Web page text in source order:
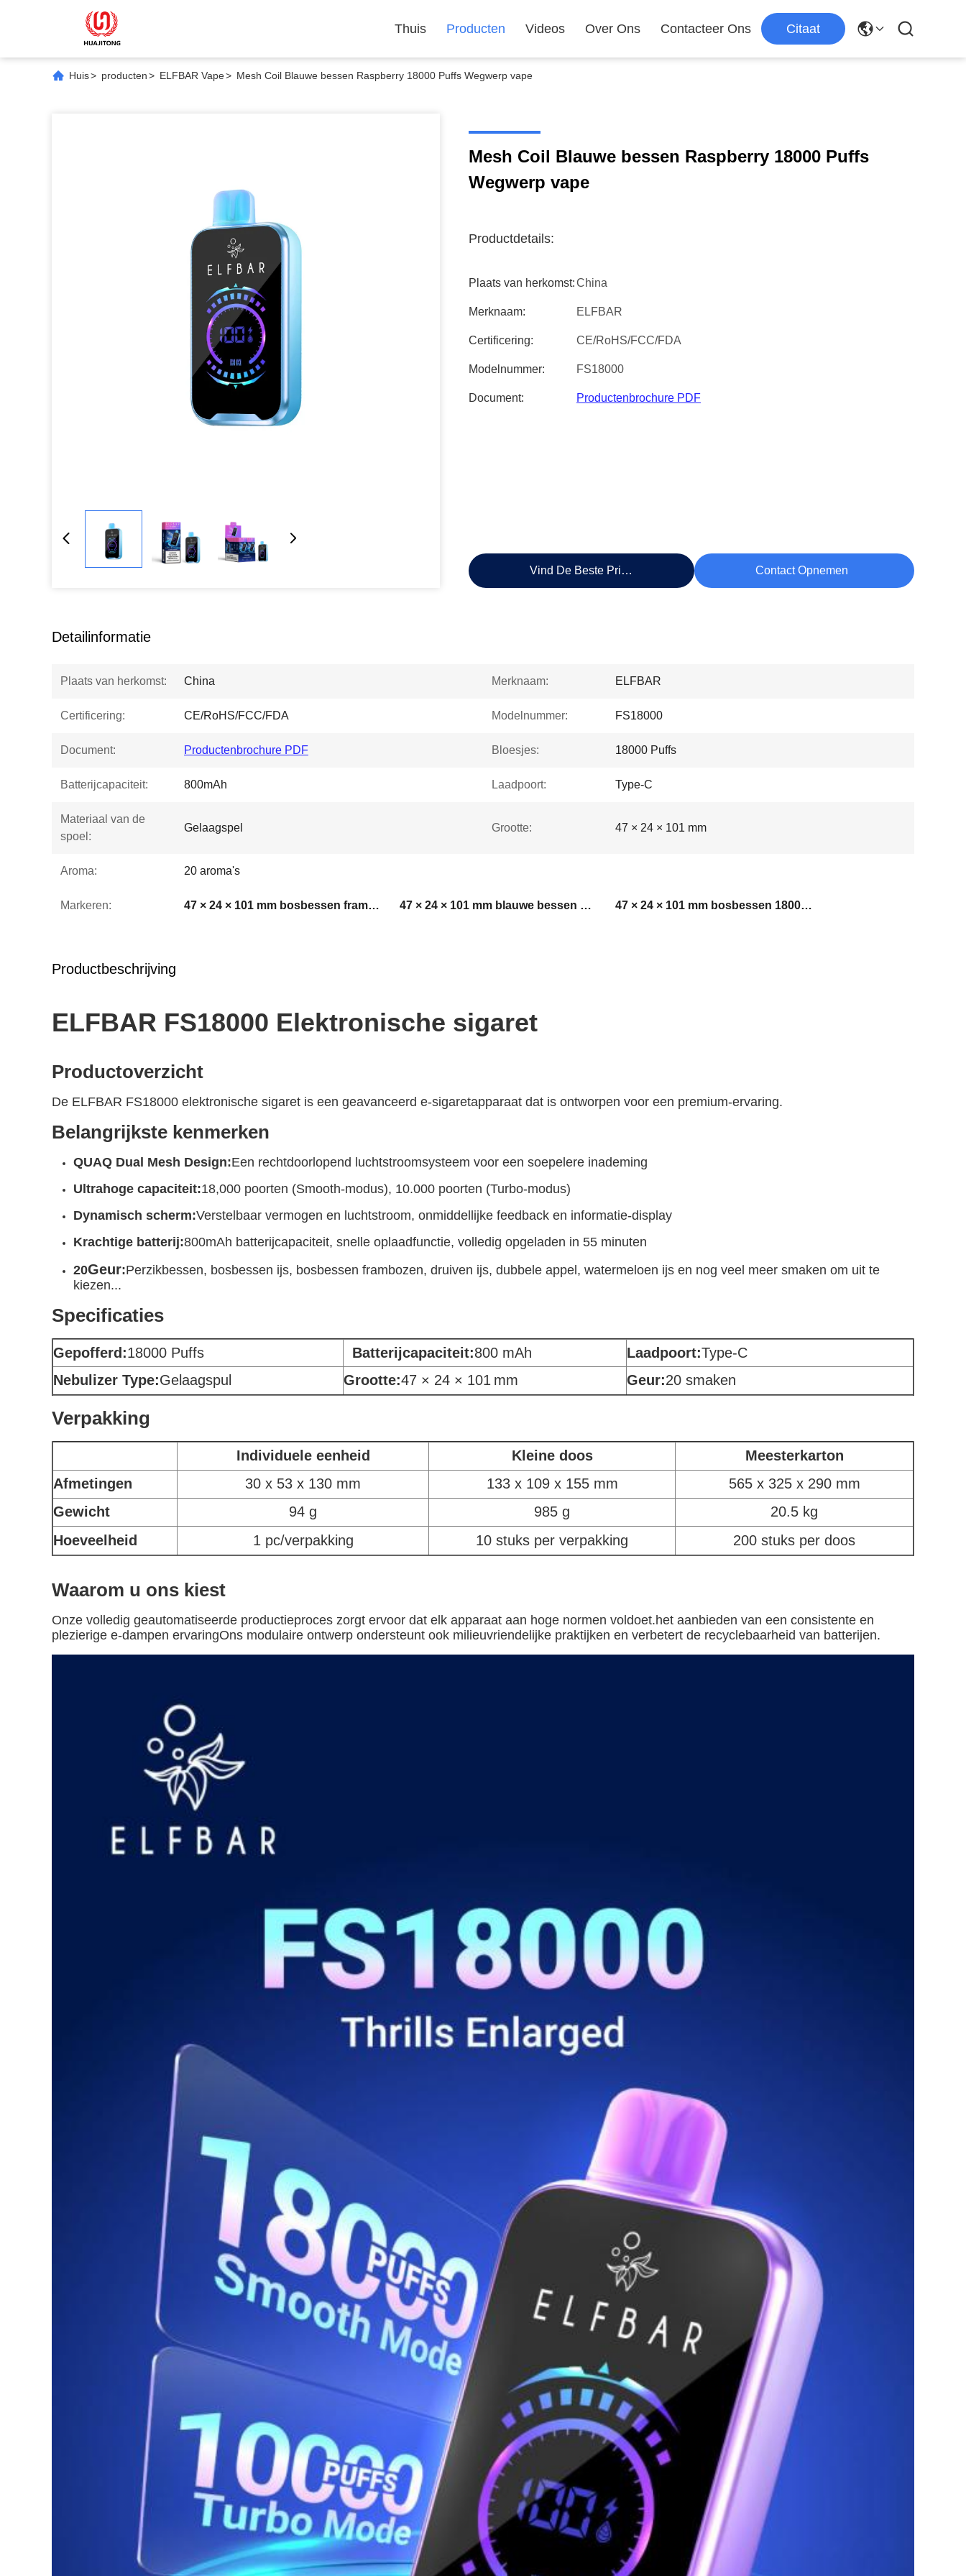
Thuis Producten Videos Over Ons Contacteer Ons Citaat
Huis> producten> ELFBAR Vape> Mesh Coil Blauwe bessen Raspberry 18000 Puffs Wegwerp vape
Mesh Coil Blauwe bessen Raspberry 18000 Puffs
Wegwerp vape
Productdetails:
Plaats van herkomst:China
Merknaam: ELFBAR
Certificering: CE/RoHS/FCC/FDA
Modelnummer: FS18000
Document: Productenbrochure PDF
Vind De Beste Prijs Contact Opnemen
Detailinformatie
Plaats van herkomst: China Merknaam: ELFBAR
Certificering: CE/RoHS/FCC/FDA Modelnummer: FS18000
Document: Productenbrochure PDF Bloesjes: 18000 Puffs
Batterijcapaciteit: 800mAh Laadpoort: Type-C
Materiaal van de
spoel:
Gelaagspel Grootte: 47 × 24 × 101 mm
Aroma: 20 aroma's
Markeren: 47 × 24 × 101 mm bosbessen frambozen 18000 puffs 47 × 24 × 101 mm blauwe bessen wegwerppods 47 × 24 × 101 mm bosbessen 18000 puffs wegwerpdamp
Productbeschrijving
ELFBAR FS18000 Elektronische sigaret
Productoverzicht
De ELFBAR FS18000 elektronische sigaret is een geavanceerd e-sigaretapparaat dat is ontworpen voor een premium-ervaring.
Belangrijkste kenmerken
QUAQ Dual Mesh Design:Een rechtdoorlopend luchtstroomsysteem voor een soepelere inademing
Ultrahoge capaciteit:18,000 poorten (Smooth-modus), 10.000 poorten (Turbo-modus)
Dynamisch scherm:Verstelbaar vermogen en luchtstroom, onmiddellijke feedback en informatie-display
Krachtige batterij:800mAh batterijcapaciteit, snelle oplaadfunctie, volledig opgeladen in 55 minuten
20Geur:Perzikbessen, bosbessen ijs, bosbessen frambozen, druiven ijs, dubbele appel, watermeloen ijs en nog veel meer smaken om uit te
kiezen...
Specificaties
Gepofferd:18000 Puffs Batterijcapaciteit:800 mAh Laadpoort:Type-C
Nebulizer Type:Gelaagspul Grootte:47 × 24 × 101 mm Geur:20 smaken
Verpakking
Individuele eenheid Kleine doos
Meesterkarton
Afmetingen
30 x 53 x 130 mm 133 x 109 x 155 mm
565 x 325 x 290 mm
Gewicht
94 g 985 g
20.5 kg
Hoeveelheid
1 pc/verpakking 10 stuks per verpakking 200 stuks per doos
Waarom u ons kiest
Onze volledig geautomatiseerde productieproces zorgt ervoor dat elk apparaat aan hoge normen voldoet.het aanbieden van een consistente en
plezierige e-dampen ervaringOns modulaire ontwerp ondersteunt ook milieuvriendelijke praktijken en verbetert de recyclebaarheid van batterijen.